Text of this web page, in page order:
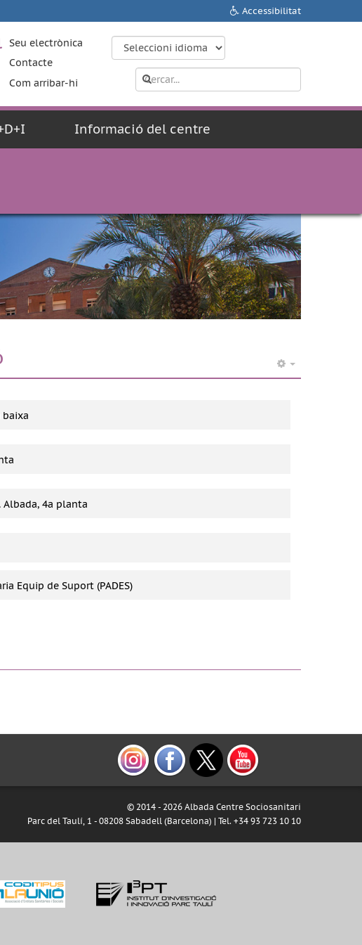
Accessibilitat
Seu electrònica
Contacte
Com arribar-hi
Informació del centre
4a planta
Equip de Suport (PADES)
© 2014 - 2026 Albada Centre Sociosanitari
Parc del Taulí, 1 - 08208 Sabadell (Barcelona) | Tel. +34 93 723 10 10